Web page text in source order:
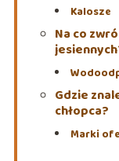
Kalosze
Na co
Gdzie
chłopca?
Marki